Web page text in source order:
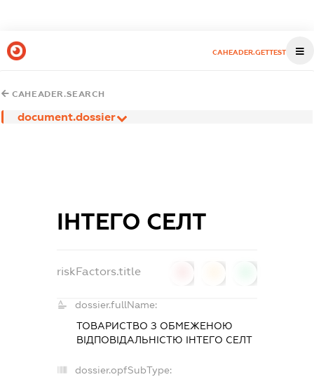
CAHEADER.GETTEST
CAHEADER.SEARCH
document.dossier
ІНТЕГО СЕЛТ
riskFactors.title
dossier.fullName:
ТОВАРИСТВО З ОБМЕЖЕНОЮ
ВІДПОВІДАЛЬНІСТЮ ІНТЕГО СЕЛТ
dossier.opfSubType: